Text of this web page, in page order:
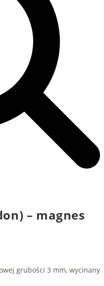
– magnes
grubości 3 mm, wycinany